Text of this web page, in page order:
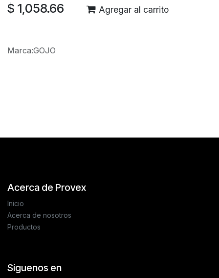
$ 1,058.66 Agregar al carrito
Marca:GOJO
Acerca de Provex
Inicio
Acerca de nosotros
Productos
Síguenos en